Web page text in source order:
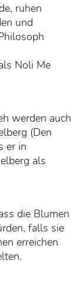
ruhen
und
Noli Me
werden auch
(Den
er in
als
die Blumen
falls sie
erreichen